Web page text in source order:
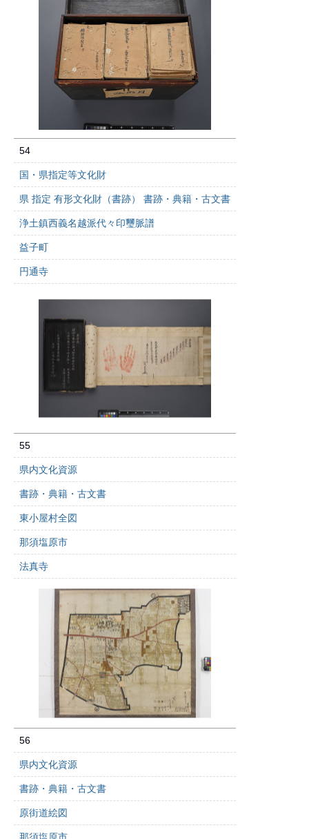
54
国・県指定等文化財
県 指定 有形文化財（書跡） 書跡・典籍・古文書
浄土鎮西義名越派代々印璽脈譜
益子町
円通寺
55
県内文化資源
書跡・典籍・古文書
東小屋村全図
那須塩原市
法真寺
56
県内文化資源
書跡・典籍・古文書
原街道絵図